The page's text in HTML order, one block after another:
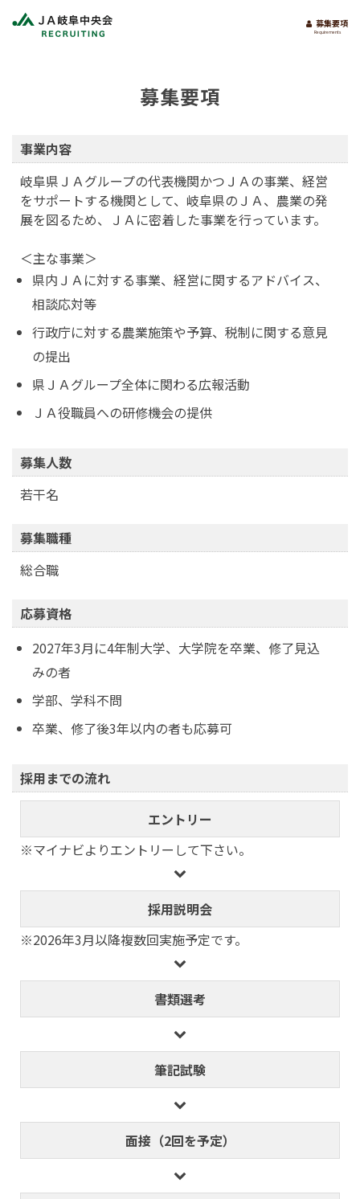
募集要項
Requirements
募集要項
事業内容
岐阜県ＪＡグループの代表機関かつＪＡの事業、経営
をサポートする機関として、岐阜県のＪＡ、農業の発
展を図るため、ＪＡに密着した事業を行っています。
＜主な事業＞
県内ＪＡに対する事業、経営に関するアドバイス、
相談応対等
行政庁に対する農業施策や予算、税制に関する意見
の提出
県ＪＡグループ全体に関わる広報活動
ＪＡ役職員への研修機会の提供
募集人数
若干名
募集職種
総合職
応募資格
2027年3月に4年制大学、大学院を卒業、修了見込
みの者
学部、学科不問
卒業、修了後3年以内の者も応募可
採用までの流れ
エントリー
※マイナビよりエントリーして下さい。
採用説明会
※2026年3月以降複数回実施予定です。
書類選考
筆記試験
面接（2回を予定）